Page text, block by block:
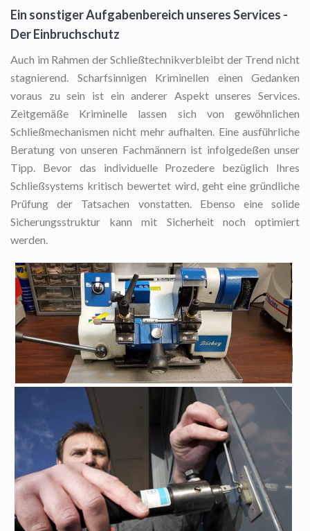
Ein sonstiger Aufgabenbereich unseres Services -
Der Einbruchschutz
Auch im Rahmen der Schließtechnikverbleibt der Trend nicht
stagnierend. Scharfsinnigen Kriminellen einen Gedanken
voraus zu sein ist ein anderer Aspekt unseres Services.
Zeitgemäße Kriminelle lassen sich von gewöhnlichen
Schließmechanismen nicht mehr aufhalten. Eine ausführliche
Beratung von unseren Fachmännern ist infolgedeßen unser
Tipp. Bevor das individuelle Prozedere bezüglich Ihres
Schließsystems kritisch bewertet wird, geht eine gründliche
Prüfung der Tatsachen vonstatten. Ebenso eine solide
Sicherungsstruktur kann mit Sicherheit noch optimiert
werden.